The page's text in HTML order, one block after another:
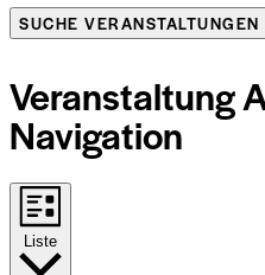
SUCHE VERANSTALTUNGEN
Veranstaltung
Navigation
Liste